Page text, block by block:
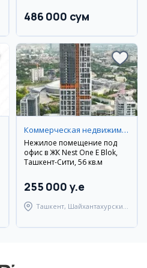
486 000 сум
Коммерческая недвижимость
Нежилое помещение под
офис в ЖК Nest One E Blok,
Ташкент-Сити, 56 кв.м
255 000 y.e
Ташкент, Шайхантахурский